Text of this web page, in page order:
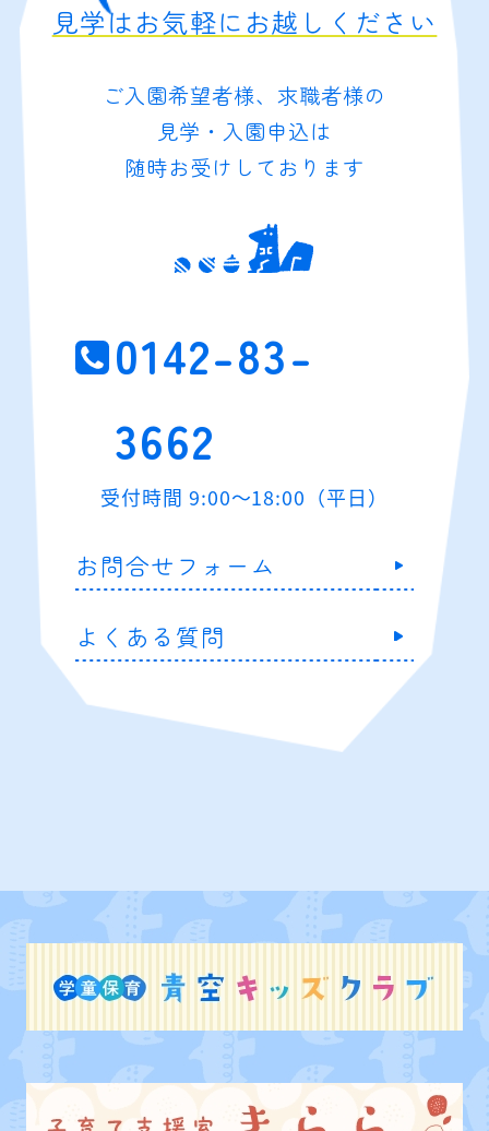
見学はお気軽にお越しください
ご入園希望者様、求職者様の
見学・入園申込は
随時お受けしております
0142-83-
3662
受付時間 9:00～18:00（平日）
お問合せフォーム
よくある質問